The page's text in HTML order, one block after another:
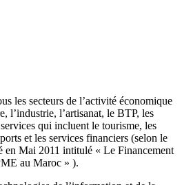
les technologies, l’automatisation des
informatisés avancés ont des besoins
Toutefois, S’il est une composante
besoins de toutes les PMEs, qu’elles
catégorie, c’est bel et bien de la
permet aux entreprises de mettre à
leur offrant à la fois la possibilité
et leur productivité mais également la